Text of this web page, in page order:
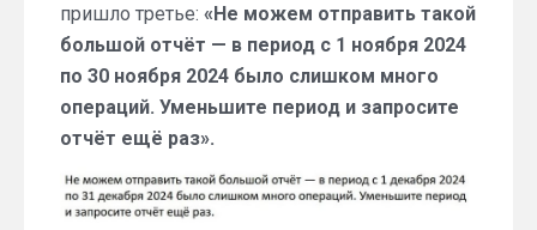
пришло третье: «Не можем отправить такой
большой отчёт — в период с 1 ноября 2024
по 30 ноября 2024 было слишком много
операций. Уменьшите период и запросите
отчёт ещё раз».